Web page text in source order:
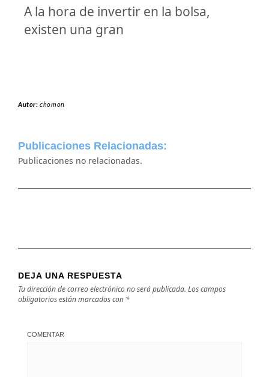
A la hora de invertir en la bolsa,
existen una gran
Autor:chomon
Publicaciones Relacionadas:
Publicaciones no relacionadas.
DEJA UNA RESPUESTA
Tu dirección de correo electrónico no será publicada. Los campos
obligatorios están marcados con *
COMENTAR